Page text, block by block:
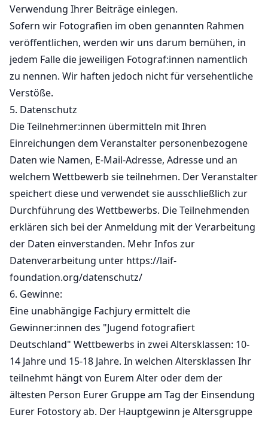
Verwendung Ihrer Beiträge einlegen.
Sofern wir Fotografien im oben genannten Rahmen
veröffentlichen, werden wir uns darum bemühen, in
jedem Falle die jeweiligen Fotograf:innen namentlich
zu nennen. Wir haften jedoch nicht für versehentliche
Verstöße.
5. Datenschutz
Die Teilnehmer:innen übermitteln mit Ihren
Einreichungen dem Veranstalter personenbezogene
Daten wie Namen, E-Mail-Adresse, Adresse und an
welchem Wettbewerb sie teilnehmen. Der Veranstalter
speichert diese und verwendet sie ausschließlich zur
Durchführung des Wettbewerbs. Die Teilnehmenden
erklären sich bei der Anmeldung mit der Verarbeitung
der Daten einverstanden. Mehr Infos zur
Datenverarbeitung unter https://laif-
foundation.org/datenschutz/
6. Gewinne:
Eine unabhängige Fachjury ermittelt die
Gewinner:innen des "Jugend fotografiert
Deutschland" Wettbewerbs in zwei Altersklassen: 10-
14 Jahre und 15-18 Jahre. In welchen Altersklassen Ihr
teilnehmt hängt von Eurem Alter oder dem der
ältesten Person Eurer Gruppe am Tag der Einsendung
Eurer Fotostory ab. Der Hauptgewinn je Altersgruppe